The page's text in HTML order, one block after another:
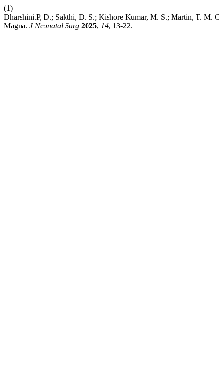
(1)
Dharshini.P, D.; Sakthi, D. S.; Kishore Kumar, M. S.; Martin, T. M.
Magna. J Neonatal Surg 2025, 14, 13-22.